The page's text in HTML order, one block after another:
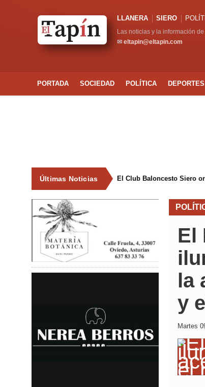
LLANERA SIERO
Las noticias y la información
✉ eltapin@eltapin.com
PORTADA SOCIEDAD POLÍTICA DEPORTES
Últimas Noticias El Club Baloncesto Siero
El
la
y
Martes